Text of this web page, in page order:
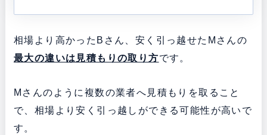
相場より高かったBさん、安く引っ越せたMさんの
最大の違いは見積もりの取り方です。
Mさんのように複数の業者へ見積もりを取ること
で、相場より安く引っ越しができる可能性が高いで
す。